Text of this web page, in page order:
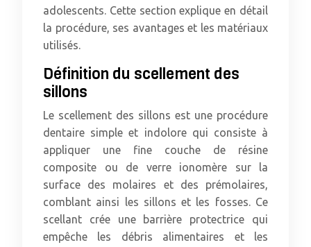
adolescents. Cette section explique en détail
la procédure, ses avantages et les matériaux
utilisés.
Définition du scellement des
sillons
Le scellement des sillons est une procédure
dentaire simple et indolore qui consiste à
appliquer une fine couche de résine
composite ou de verre ionomère sur la
surface des molaires et des prémolaires,
comblant ainsi les sillons et les fosses. Ce
scellant crée une barrière protectrice qui
empêche les débris alimentaires et les